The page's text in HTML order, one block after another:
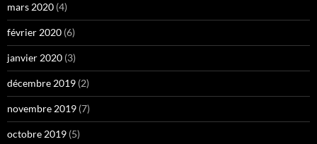
mars 2020 (4)
février 2020 (6)
janvier 2020 (3)
décembre 2019 (2)
novembre 2019 (7)
octobre 2019 (5)